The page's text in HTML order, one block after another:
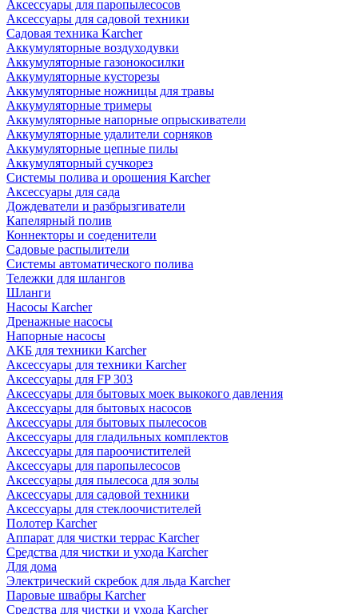
Аксессуары для паропылесосов
Аксессуары для садовой техники
Садовая техника Karcher
Аккумуляторные воздуходувки
Аккумуляторные газонокосилки
Аккумуляторные кусторезы
Аккумуляторные ножницы для травы
Аккумуляторные тримеры
Аккумуляторные напорные опрыскиватели
Аккумуляторные удалители сорняков
Аккумуляторные цепные пилы
Аккумуляторный сучкорез
Системы полива и орошения Karcher
Аксессуары для сада
Дождеватели и разбрызгиватели
Капелярный полив
Коннекторы и соеденители
Садовые распылители
Системы автоматического полива
Тележки для шлангов
Шланги
Насосы Karcher
Дренажные насосы
Напорные насосы
АКБ для техники Karcher
Аксессуары для техники Karcher
Аксессуары для FP 303
Аксессуары для бытовых моек выкокого давления
Аксессуары для бытовых насосов
Аксессуары для бытовых пылесосов
Аксессуары для гладильных комплектов
Аксессуары для пароочистителей
Аксессуары для паропылесосов
Аксессуары для пылесоса для золы
Аксессуары для садовой техники
Аксессуары для стеклоочистителей
Полотер Karcher
Аппарат для чистки террас Karcher
Средства для чистки и ухода Karcher
Для дома
Электрический скребок для льда Karcher
Паровые швабры Karcher
Средства для чистки и ухода Karcher